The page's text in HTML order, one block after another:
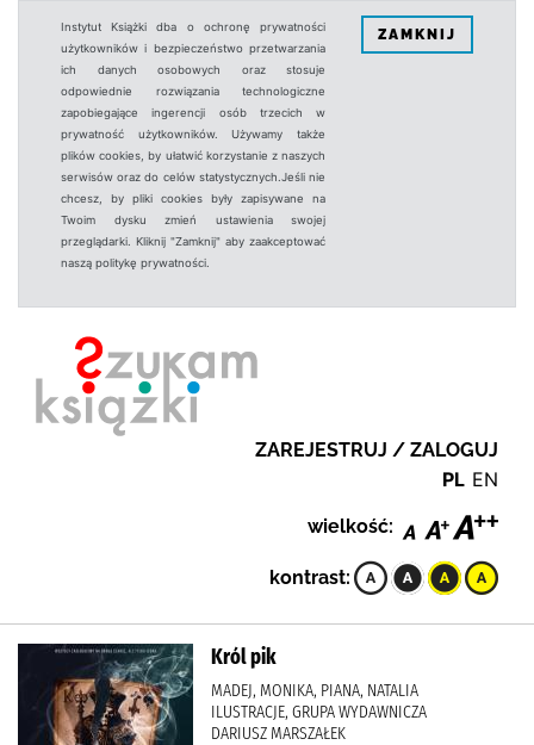
Instytut Książki dba o ochronę prywatności
użytkowników i bezpieczeństwo przetwarzania
ich danych osobowych oraz stosuje
odpowiednie rozwiązania technologiczne
zapobiegające ingerencji osób trzecich w
prywatność użytkowników. Używamy także
plików cookies, by ułatwić korzystanie z naszych
serwisów oraz do celów statystycznych.Jeśli nie
chcesz, by pliki cookies były zapisywane na
Twoim dysku zmień ustawienia swojej
przeglądarki. Kliknij "Zamknij" aby zaakceptować
naszą politykę prywatności.
ZAMKNIJ
ZAREJESTRUJ / ZALOGUJ
PL EN
wielkość:
kontrast:
Król pik
MADEJ, MONIKA, PIANA, NATALIA
ILUSTRACJE, GRUPA WYDAWNICZA
DARIUSZ MARSZAŁEK